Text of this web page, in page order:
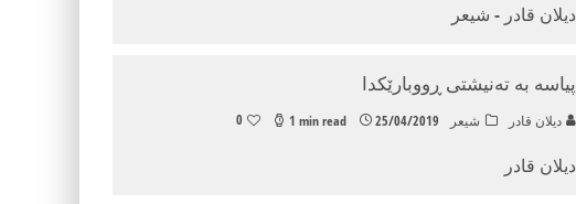
دیلان قادر - شیعر
پیاسه‌ به‌ ته‌نیشتی ڕووبارێكدا
دیلان قادر شیعر 25/04/2019
1 min read
0
دیلان قادر